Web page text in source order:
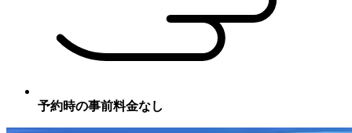
予約時の事前料金なし